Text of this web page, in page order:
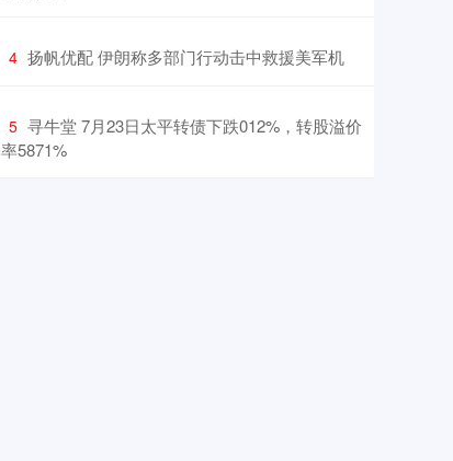
4 ​扬帆优配 伊朗称多部门行动击中救援美军机
5 ​寻牛堂 7月23日太平转债下跌012%，转股溢价
率5871%